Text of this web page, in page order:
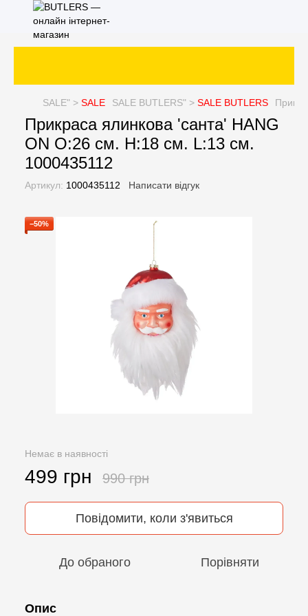
SALE" > SALE SALE BUTLERS" > SALE BUTLERS
Прикраса ялинкова 'санта' HANG
ON O:26 см. H:18 см. L:13 см.
1000435112
Артикул: 1000435112 Написати відгук
−50%
Немає в наявності
499 грн 990 грн
Повідомити, коли з'явиться
До обраного Порівняти
Опис